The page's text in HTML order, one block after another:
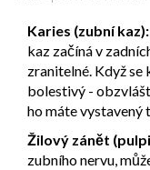
Karies (zubní kaz):
kaz začíná v
zranitelné. Když
bolestivý -
ho máte vystavený
Žilový zánět
zubního nervu,